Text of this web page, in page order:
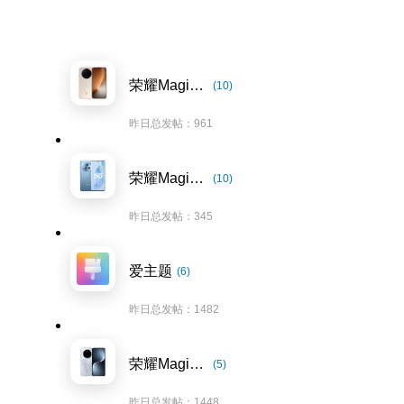
荣耀Magic8系列 (10)
昨日总发帖：961
荣耀Magic5系列 (10)
昨日总发帖：345
爱主题 (6)
昨日总发帖：1482
荣耀Magic7系列 (5)